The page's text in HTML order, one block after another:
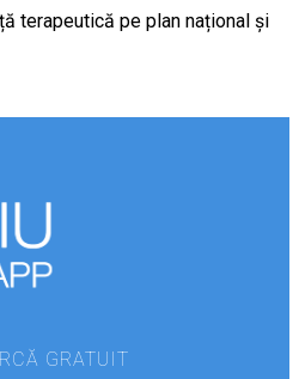
terapeutică pe plan național și
GRATUIT